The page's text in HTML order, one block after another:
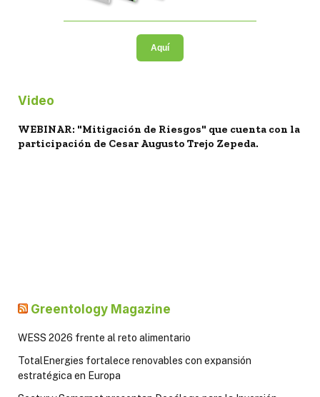
Aquí
Video
WEBINAR: "Mitigación de Riesgos" que cuenta con la
participación de Cesar Augusto Trejo Zepeda.
Greentology Magazine
WESS 2026 frente al reto alimentario
TotalEnergies fortalece renovables con expansión
estratégica en Europa